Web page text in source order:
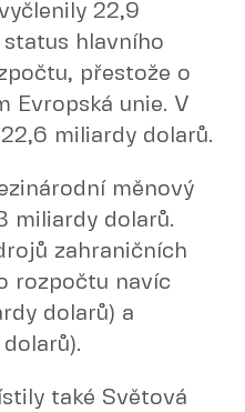
22,9
hlavního
přestože o
Evropská unie. V
miliardy dolarů.
měnový
miliardy dolarů.
zahraničních
rozpočtu navíc
dolarů) a
také Světová